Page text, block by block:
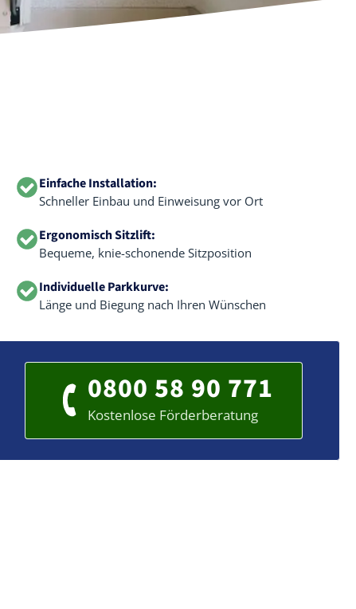
Einfache Installation:
Schneller Einbau und Einweisung vor Ort
Ergonomisch Sitzlift:
Bequeme, knie-schonende Sitzposition
Individuelle Parkkurve:
Länge und Biegung nach Ihren Wünschen
0800 58 90 771
Kostenlose Förderberatung